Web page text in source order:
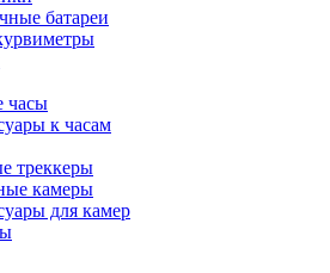
батареи
часы
к часам
треккеры
камеры
для камер